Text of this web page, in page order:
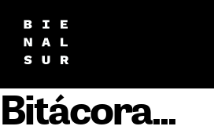
Bitácora...